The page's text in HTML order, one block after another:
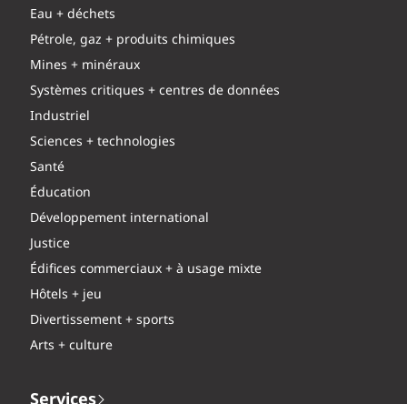
Eau + déchets
Pétrole, gaz + produits chimiques
Mines + minéraux
Systèmes critiques + centres de données
Industriel
Sciences + technologies
Santé
Éducation
Développement international
Justice
Édifices commerciaux + à usage mixte
Hôtels + jeu
Divertissement + sports
Arts + culture